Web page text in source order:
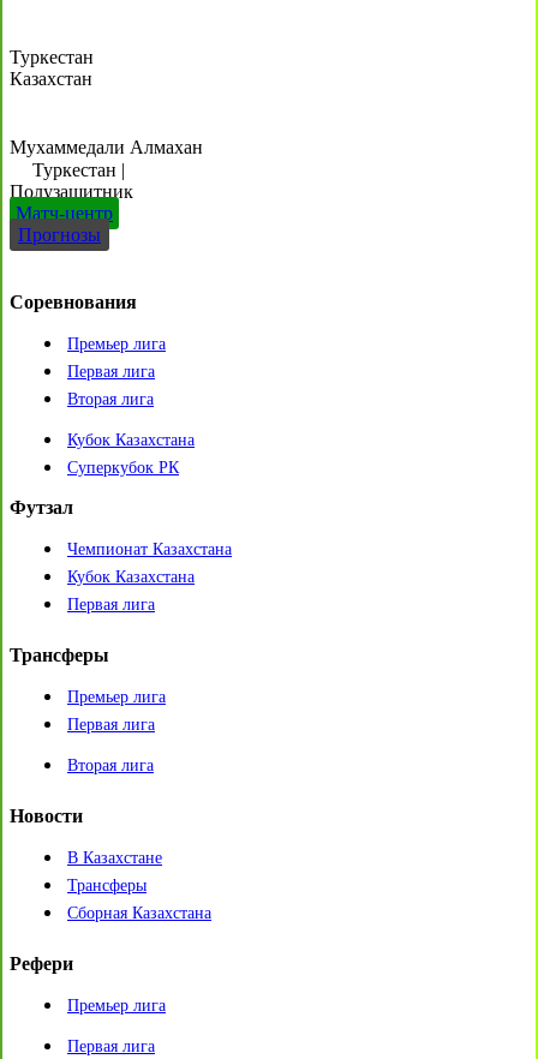
Туркестан
Казахстан
Мухаммедали Алмахан
Туркестан |
Полузащитник
Матч-центр
Прогнозы
Соревнования
Премьер лига
Первая лига
Вторая лига
Кубок Казахстана
Суперкубок РК
Футзал
Чемпионат Казахстана
Кубок Казахстана
Первая лига
Трансферы
Премьер лига
Первая лига
Вторая лига
Новости
В Казахстане
Трансферы
Сборная Казахстана
Рефери
Премьер лига
Первая лига